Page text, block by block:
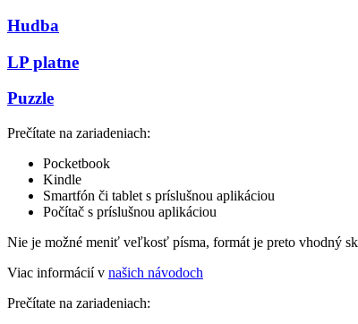
Hudba
LP platne
Puzzle
Prečítate na zariadeniach:
Pocketbook
Kindle
Smartfón či tablet s príslušnou aplikáciou
Počítač s príslušnou aplikáciou
Nie je možné meniť veľkosť písma, formát je preto vhodný
Viac informácií v našich návodoch
Prečítate na zariadeniach: